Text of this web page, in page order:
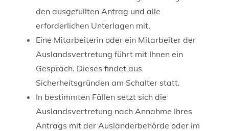
den ausgefüllten Antrag und alle
erforderlichen Unterlagen mit.
Eine Mitarbeiterin oder ein Mitarbeiter der
Auslandsvertretung führt mit Ihnen ein
Gespräch. Dieses findet aus
Sicherheitsgründen am Schalter statt.
In bestimmten Fällen setzt sich die
Auslandsvertretung nach Annahme Ihres
Antrags mit der Ausländerbehörde oder im